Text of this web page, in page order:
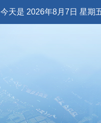
今天是 2026年8月7日 星期